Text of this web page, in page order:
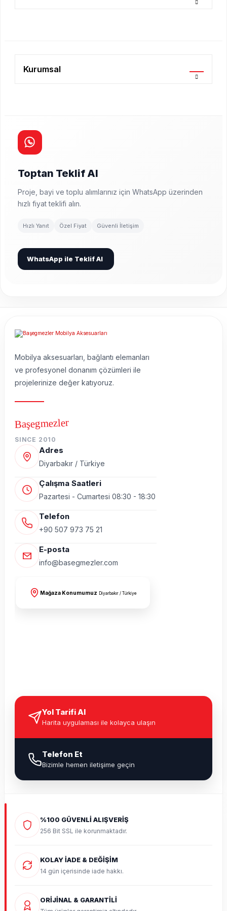
Kurumsal
Toptan Teklif Al
Proje, bayi ve toplu alımlarınız için WhatsApp üzerinden
hızlı fiyat teklifi alın.
Hızlı Yanıt Özel Fiyat Güvenli İletişim
WhatsApp ile Teklif Al
Mobilya aksesuarları, bağlantı elemanları
ve profesyonel donanım çözümleri ile
projelerinize değer katıyoruz.
Başegmezler
SINCE 2010
Adres
Diyarbakır / Türkiye
Çalışma Saatleri
Pazartesi - Cumartesi 08:30 - 18:30
Telefon
+90 507 973 75 21
E-posta
info@basegmezler.com
Mağaza Konumumuz Diyarbakır / Türkiye
Yol Tarifi Al
Harita uygulaması ile kolayca ulaşın
Telefon Et
Bizimle hemen iletişime geçin
%100 GÜVENLİ ALIŞVERİŞ
256 Bit SSL ile korunmaktadır.
KOLAY İADE & DEĞİŞİM
14 gün içerisinde iade hakkı.
ORİJİNAL & GARANTİLİ